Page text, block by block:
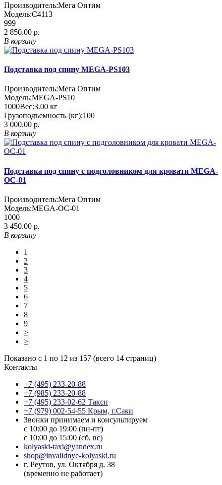
Производитель:Мега Оптим
Модель:С4113
999
2 850.00 р.
В корзину
Подставка под спину MEGA-PS103
Производитель:Мега Оптим
Модель:MEGA-PS10
1000Вес:3.00 кг
Грузоподъемность (кг):100
3 000.00 р.
В корзину
Подставка под спину с подголовником для кровати MEGA-
ОС-01
Производитель:Мега Оптим
Модель:MEGA-ОС-01
1000
3 450.00 р.
В корзину
1
2
3
4
5
6
7
8
9
>
>|
Показано с 1 по 12 из 157 (всего 14 страниц)
Контакты
+7 (495) 233-20-88
+7 (985) 233-20-88
+7 (495) 233-02-62 Такси
+7 (979) 002-54-55 Крым, г.Саки
Звонки принимаем и консультируем
с 10:00 до 19:00 (пн-пт)
с 10:00 до 15:00 (сб, вс)
kolyaski-taxi@yandex.ru
shop@invalidnye-kolyaski.ru
г. Реутов, ул. Октября д. 38
(временно не работает)